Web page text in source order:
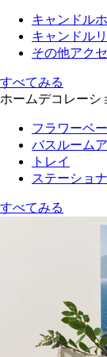
キャンドル
キャンドル
その他アク
すべてみる
ホームデコレーシ
フラワーベ
バスルーム
トレイ
ステーショ
すべてみる